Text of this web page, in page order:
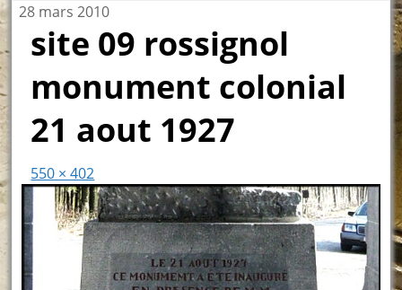
28 mars 2010
site 09 rossignol
monument colonial
21 aout 1927
550 × 402